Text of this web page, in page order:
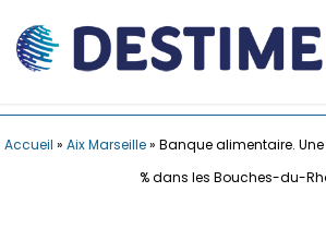
Accueil » Aix Marseille» Banque alimentaire.
% dans les Bouches-du-